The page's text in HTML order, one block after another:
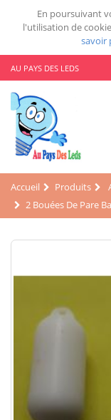
En poursuivant
l'utilisation de
savoir
AU PAYS DES LEDS
Accueil Produits
2 Bouées De Pare